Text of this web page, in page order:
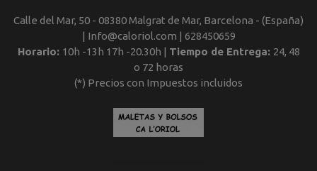
Calle del Mar, 50 - 08380 Malgrat de Mar, Barcelona - (España)
| Info@caloriol.com | 628450659
Horario: 10h -13h 17h -20.30h | Tiempo de Entrega: 24, 48
o 72 horas
(*) Precios con Impuestos incluidos